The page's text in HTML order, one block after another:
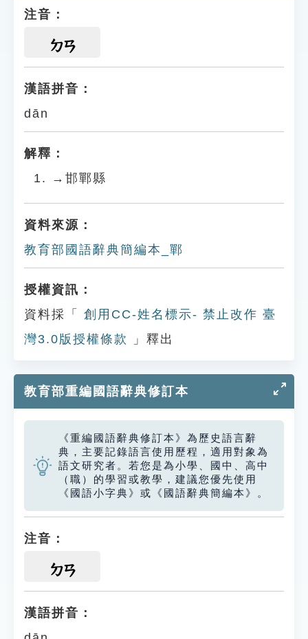
注音：
ㄉㄢ
漢語拼音：
dān
解釋：
→邯鄲縣
資料來源：
教育部國語辭典簡編本_鄲
授權資訊：
資料採「
創用CC-姓名標示- 禁止改作 臺
灣3.0版授權條款
」釋出
教育部重編國語辭典修訂本
《重編國語辭典修訂本》為歷史語言辭
典，主要記錄語言使用歷程，適用對象為
語文研究者。若您是為小學、國中、高中
（職）的學習或教學，建議您優先使用
《國語小字典》或《國語辭典簡編本》。
注音：
ㄉㄢ
漢語拼音：